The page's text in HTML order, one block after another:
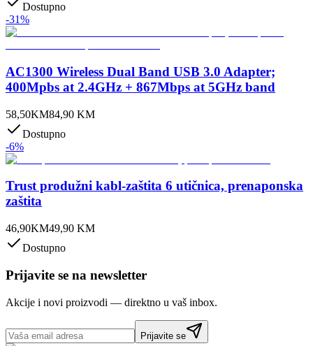
Dostupno
-31%
AC1300 Wireless Dual Band USB 3.0 Adapter;
400Mpbs at 2.4GHz + 867Mbps at 5GHz band
58,50KM84,90 KM
Dostupno
-6%
Trust produžni kabl-zaštita 6 utičnica, prenaponska
zaštita
46,90KM49,90 KM
Dostupno
Prijavite se na newsletter
Akcije i novi proizvodi — direktno u vaš inbox.
Prijavite se